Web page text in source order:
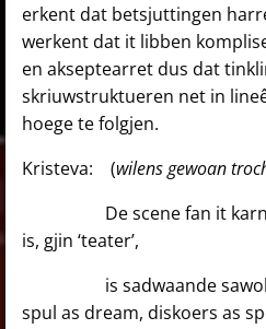
erkent dat betsjuttingen
werkent dat it libben
en akseptearret dus dat
skriuwstruktueren net in
hoege te folgjen.
Kristeva: (wilens gewoan
De scene fan it
is, gjin ‘teater’,
is sadwaande sawol
spul as dream, diskoers as